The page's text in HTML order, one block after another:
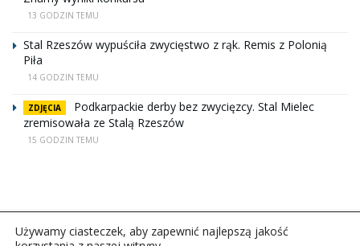
13 GODZIN TEMU
Stal Rzeszów wypuściła zwycięstwo z rąk. Remis z Polonią
Piła
14 GODZIN TEMU
ZDJĘCIA
Podkarpackie derby bez zwycięzcy. Stal Mielec
zremisowała ze Stalą Rzeszów
15 GODZIN TEMU
Używamy ciasteczek, aby zapewnić najlepszą jakość